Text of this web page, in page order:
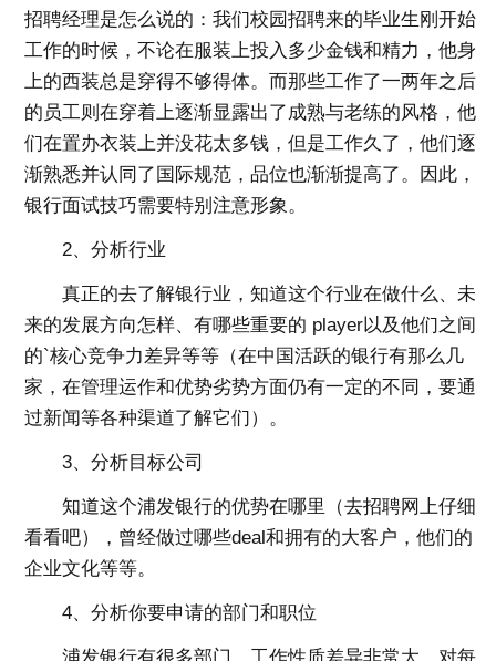
招聘经理是怎么说的：我们校园招聘来的毕业生刚开始
工作的时候，不论在服装上投入多少金钱和精力，他身
上的西装总是穿得不够得体。而那些工作了一两年之后
的员工则在穿着上逐渐显露出了成熟与老练的风格，他
们在置办衣装上并没花太多钱，但是工作久了，他们逐
渐熟悉并认同了国际规范，品位也渐渐提高了。因此，
银行面试技巧需要特别注意形象。
2、分析行业
真正的去了解银行业，知道这个行业在做什么、未
来的发展方向怎样、有哪些重要的 player以及他们之间
的`核心竞争力差异等等（在中国活跃的银行有那么几
家，在管理运作和优势劣势方面仍有一定的不同，要通
过新闻等各种渠道了解它们）。
3、分析目标公司
知道这个浦发银行的优势在哪里（去招聘网上仔细
看看吧），曾经做过哪些deal和拥有的大客户，他们的
企业文化等等。
4、分析你要申请的部门和职位